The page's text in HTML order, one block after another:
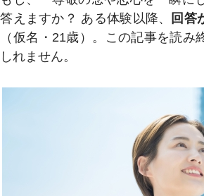
えますか？ ある体験以降、
回答
（仮名・21歳）。この記事を読
れません。